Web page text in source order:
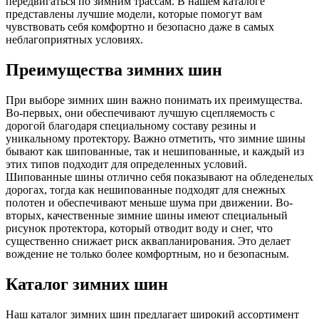
представлены лучшие модели, которые помогут вам
чувствовать себя комфортно и безопасно даже в самых
неблагоприятных условиях.
Преимущества зимних шин
При выборе зимних шин важно понимать их преимущества.
Во-первых, они обеспечивают лучшую сцепляемость с
дорогой благодаря специальному составу резины и
уникальному протектору. Важно отметить, что зимние шины
бывают как шипованные, так и нешипованные, и каждый из
этих типов подходит для определенных условий.
Шипованные шины отлично себя показывают на обледенелых
дорогах, тогда как нешипованные подходят для снежных
полотен и обеспечивают меньше шума при движении. Во-
вторых, качественные зимние шины имеют специальный
рисунок протектора, который отводит воду и снег, что
существенно снижает риск аквапланирования. Это делает
вождение не только более комфортным, но и безопасным.
Каталог зимних шин
Наш каталог зимних шин предлагает широкий ассортимент